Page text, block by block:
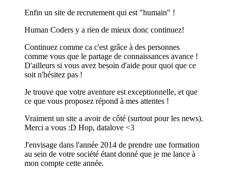
Enfin un site de recrutement qui est "humain" !
Human Coders y a rien de mieux donc continuez!
Continuez comme ca c'est grâce à des personnes
comme vous que le partage de connaissances avance !
D'ailleurs si vous avez besoin d'aide pour quoi que ce
soit n'hésitez pas !
Je trouve que votre aventure est exceptionnelle, et que
ce que vous proposez répond à mes attentes !
Vraiment un site a avoir de côté (surtout pour les news).
Merci a vous :D Hop, datalove <3
J'envisage dans l'année 2014 de prendre une formation
au sein de votre société étant donné que je me lance à
mon compte cette année.